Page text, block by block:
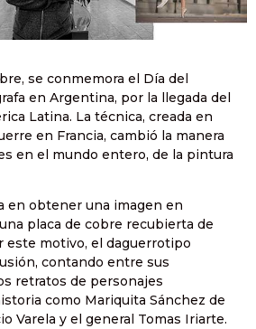
se conmemora el Día del
en Argentina, por la llegada del
Latina. La técnica, creada en
en Francia, cambió la manera
en el mundo entero, de la pintura
en obtener una imagen en
placa de cobre recubierta de
este motivo, el daguerrotipo
contando entre sus
retratos de personajes
como Mariquita Sánchez de
Varela y el general Tomas Iriarte.